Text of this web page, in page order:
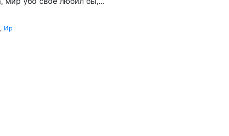
, Ир